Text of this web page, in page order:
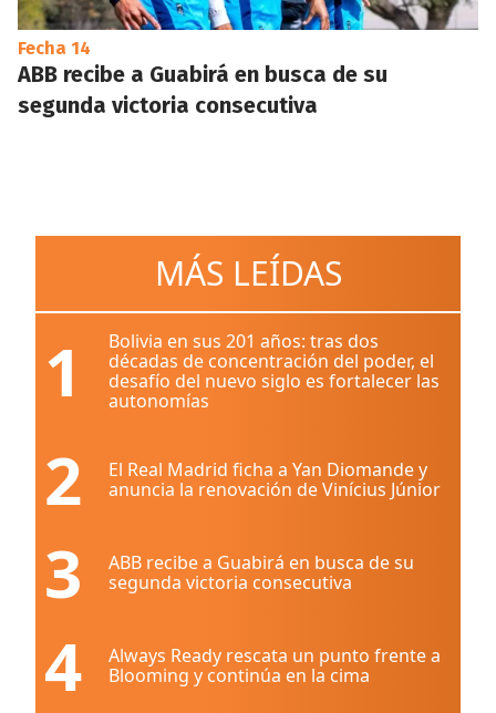
Fecha 14
ABB recibe a Guabirá en busca de su
segunda victoria consecutiva
MÁS LEÍDAS
1
Bolivia en sus 201 años: tras dos
décadas de concentración del poder, el
desafío del nuevo siglo es fortalecer las
autonomías
2
El Real Madrid ficha a Yan Diomande y
anuncia la renovación de Vinícius Júnior
3
ABB recibe a Guabirá en busca de su
segunda victoria consecutiva
4
Always Ready rescata un punto frente a
Blooming y continúa en la cima